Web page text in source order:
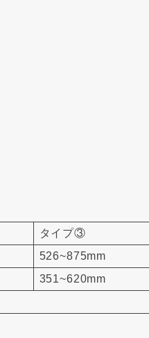
タイプ③
526~875mm
351~620mm